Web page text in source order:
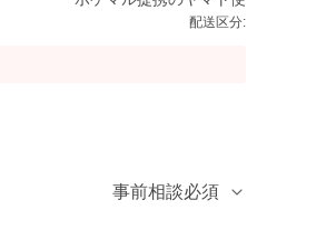
配送区分:
事前相談必須